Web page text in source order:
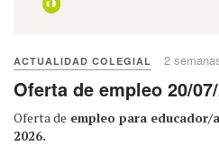
ACTUALIDAD COLEGIAL 2
Oferta de empleo 20/
Oferta de empleo para educador/
2026.